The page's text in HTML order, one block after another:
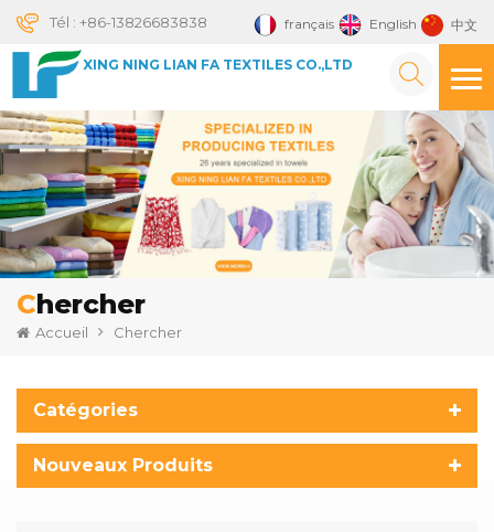
français English 中文
Tél : +86-13826683838
XING NING LIAN FA TEXTILES CO.,LTD
Chercher
Accueil Chercher
Catégories
Nouveaux Produits